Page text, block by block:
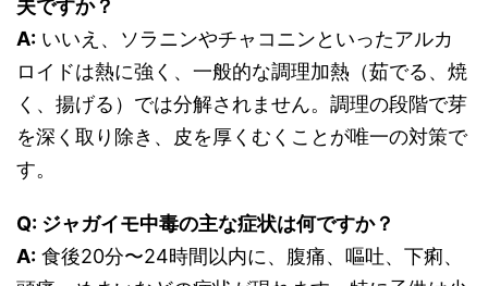
夫ですか？
A: いいえ、ソラニンやチャコニンといったアルカ
ロイドは熱に強く、一般的な調理加熱（茹でる、焼
く、揚げる）では分解されません。調理の段階で芽
を深く取り除き、皮を厚くむくことが唯一の対策で
す。
Q: ジャガイモ中毒の主な症状は何ですか？
A: 食後20分〜24時間以内に、腹痛、嘔吐、下痢、